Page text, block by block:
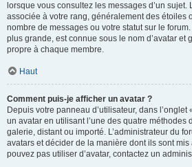
lorsque vous consultez les messages d’un sujet.
associée à votre rang, généralement des étoiles
nombre de messages ou votre statut sur le
plus grande, est connue sous le nom d’avatar et
propre à chaque membre.
Haut
Comment puis-je afficher un avatar ?
Depuis votre panneau d’utilisateur, dans
un avatar en utilisant l’une des quatre méthodes
galerie, distant ou importé. L’administrateur du
avatars et décider de la manière dont ils sont
pouvez pas utiliser d’avatar, contactez un